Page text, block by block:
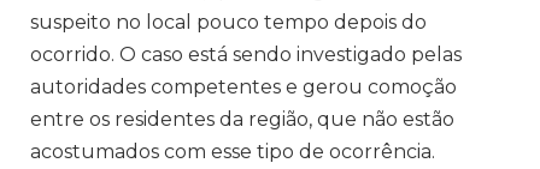
suspeito no local pouco tempo depois do
ocorrido. O caso está sendo investigado pelas
autoridades competentes e gerou comoção
entre os residentes da região, que não estão
acostumados com esse tipo de ocorrência.